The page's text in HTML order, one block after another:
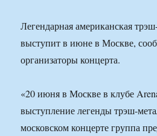
Легендарная американская
выступит в июне в Москве,
организаторы концерта.
«20 июня в Москве в клубе
выступление легенды трэш-
московском концерте группа